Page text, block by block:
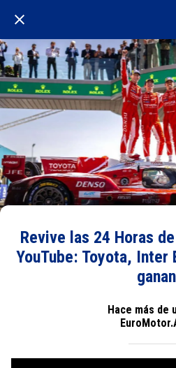
Revive las 24 Horas
YouTube: Toyota, Inter
ganan
Hace más de